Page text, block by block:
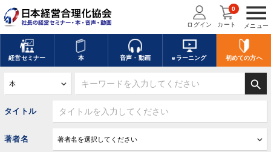
menu
メニュー
ログイン カート
0
経営セミナー 本 音声・動画 eラーニング 初めての方へ
search
タイトル
著者名